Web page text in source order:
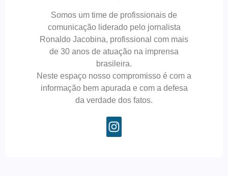
Somos um time de profissionais de
comunicação liderado pelo jornalista
Ronaldo Jacobina, profissional com mais
de 30 anos de atuação na imprensa
brasileira.
Neste espaço nosso compromisso é com a
informação bem apurada e com a defesa
da verdade dos fatos.